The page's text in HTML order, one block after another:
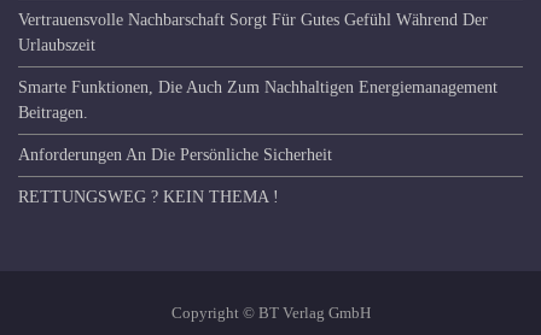
Vertrauensvolle Nachbarschaft Sorgt Für Gutes Gefühl Während Der
Urlaubszeit
Smarte Funktionen, Die Auch Zum Nachhaltigen Energiemanagement
Beitragen.
Anforderungen An Die Persönliche Sicherheit
RETTUNGSWEG ? KEIN THEMA !
Copyright © BT Verlag GmbH